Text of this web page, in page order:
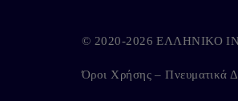
© 2020-2026 ΕΛΛΗΝΙΚΟ
Όροι Χρήσης – Πνευματικά